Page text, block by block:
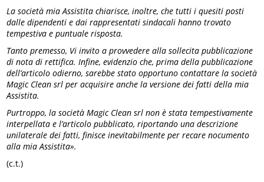
La società mia Assistita chiarisce, inoltre, che tutti i quesiti posti
dalle dipendenti e dai rappresentati sindacali hanno trovato
tempestiva e puntuale risposta.
Tanto premesso, Vi invito a provvedere alla sollecita pubblicazione
di nota di rettifica. Infine, evidenzio che, prima della pubblicazione
dell’articolo odierno, sarebbe stato opportuno contattare la società
Magic Clean srl per acquisire anche la versione dei fatti della mia
Assistita.
Purtroppo, la società Magic Clean srl non è stata tempestivamente
interpellata e l’articolo pubblicato, riportando una descrizione
unilaterale dei fatti, finisce inevitabilmente per recare nocumento
alla mia Assistita».
(c.t.)